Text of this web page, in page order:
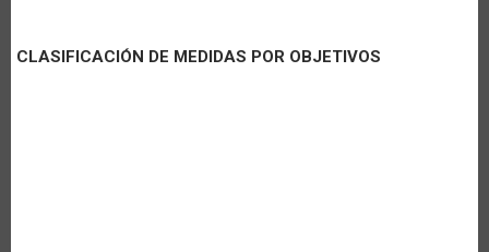
CLASIFICACIÓN DE MEDIDAS POR OBJETIVOS